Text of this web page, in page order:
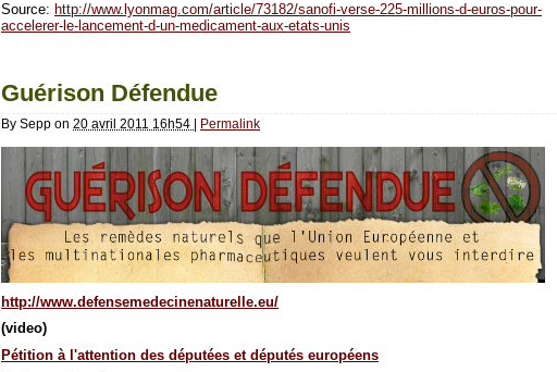
Source: http://www.lyonmag.com/article/73182/sanofi-verse-225-millions-d-euros-pour-
accelerer-le-lancement-d-un-medicament-aux-etats-unis
Guérison Défendue
By Sepp on 20 avril 2011 16h54 Permalink
http://www.defensemedecinenaturelle.eu/
(video)
Pétition à l'attention des députées et députés européens